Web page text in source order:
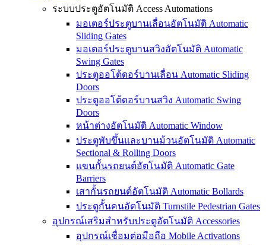
ระบบประตูอัตโนมัติ Access Automations
มอเตอร์ประตูบานเลื่อนอัตโนมัติ Automatic
Sliding Gates
มอเตอร์ประตูบานสวิงอัตโนมัติ Automatic
Swing Gates
ประตูออโต้ดอร์บานเลื่อน Automatic Sliding
Doors
ประตูออโต้ดอร์บานสวิง Automatic Swing
Doors
หน้าต่างอัตโนมัติ Automatic Window
ประตูพับขึ้นและบานม้วนอัตโนมัติ Automatic
Sectional & Rolling Doors
แขนกั้นรถยนต์อัตโนมัติ Automatic Gate
Barriers
เสากั้นรถยนต์อัตโนมัติ Automatic Bollards
ประตูกั้นคนอัตโนมัติ Turnstile Pedestrian Gates
อุปกรณ์เสริมสำหรับประตูอัตโนมัติ Accessories
อุปกรณ์เชื่อมต่อมือถือ Mobile Activations